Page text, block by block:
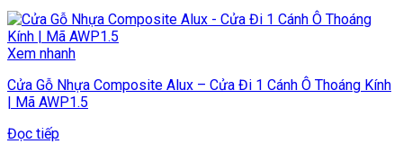
Xem nhanh
Cửa Gỗ Nhựa Composite Alux – Cửa Đi 1 Cánh Ô Thoáng Kính
| Mã AWP1.5
Đọc tiếp